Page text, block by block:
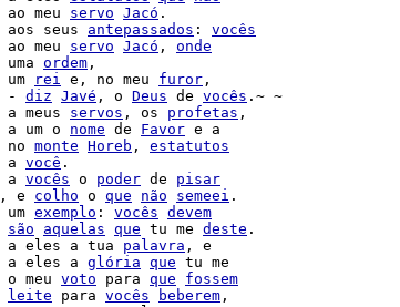
ao meu servo Jacó .
aos seus antepassados : vocês
ao meu servo Jacó , onde
uma ordem ,
um rei e, no meu furor ,
- diz Javé , o Deus de vocês .~ ~
a meus servos , os profetas ,
a um o nome de Favor e a
no monte Horeb , estatutos
a você .
a vocês o poder de pisar
, e colho o que não semeei .
um exemplo : vocês devem
são aquelas que tu me deste .
a eles a tua palavra , e
a eles a glória que tu me
o meu voto para que
fossem
leite para vocês beberem ,